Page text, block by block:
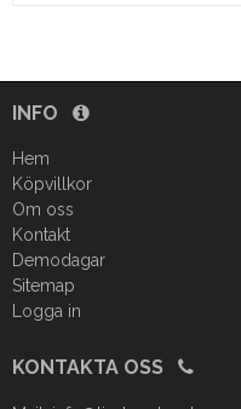
INFO
Hem
Köpvillkor
Om oss
Kontakt
Demodagar
Sitemap
Logga in
KONTAKTA OSS